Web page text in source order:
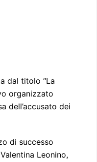
dal titolo “La
organizzato
dell’accusato dei
di successo
Leonino,